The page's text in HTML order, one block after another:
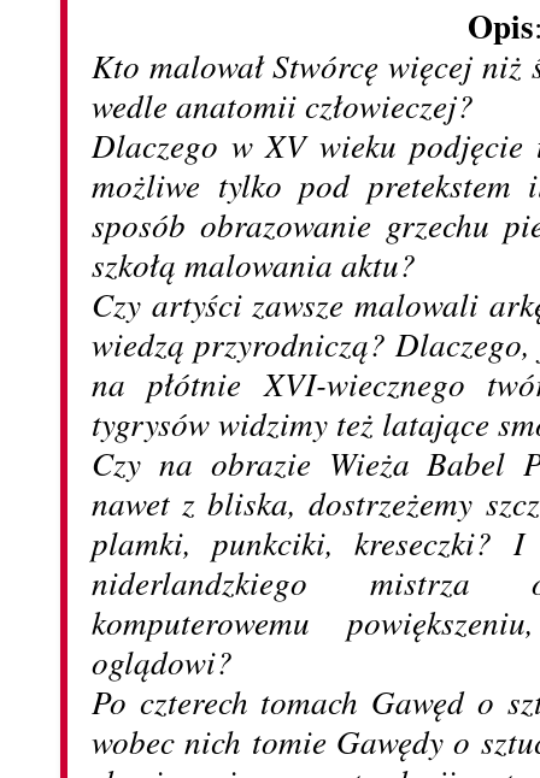
Opis
Kto malował Stwórcę więcej niż
wedle anatomii człowieczej?
Dlaczego w XV wieku podjęcie
możliwe tylko pod
sposób obrazowanie grzechu
szkołą malowania aktu?
Czy artyści zawsze malowali
wiedzą przyrodniczą?
na płótnie XVI-wiecznego
tygrysów widzimy też latające
Czy na obrazie Wieża Babel
nawet z bliska, dostrzeżemy
plamki, punkciki, kreseczki?
niderlandzkiego
komputerowemu
oglądowi?
Po czterech tomach Gawęd o
wobec nich tomie Gawędy o